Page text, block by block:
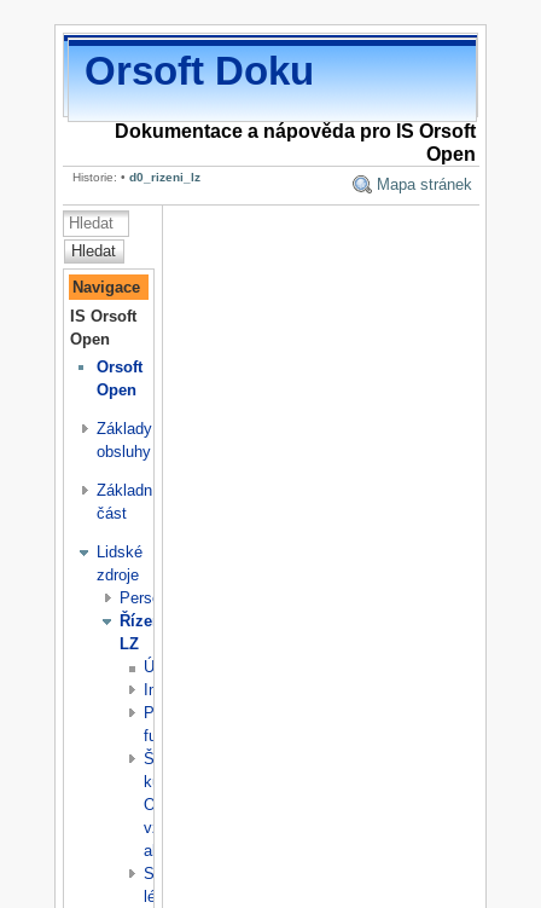
Orsoft Doku
Dokumentace a nápověda pro IS Orsoft
Open
Historie: • d0_rizeni_lz Mapa stránek
Hledat
Navigace
IS Orsoft
Open
Orsoft
Open
Základy
obsluhy
Základní
část
Lidské
zdroje
Personalistika
Řízení
LZ
Úvod
Implementace
Pracovní
funkce
Školení,
kurzy,
OZ,
vzdělávací
akce
Správa
lékařské